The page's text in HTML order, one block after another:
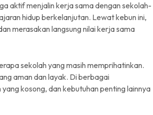
aktif menjalin kerja sama dengan sekolah-
hidup berkelanjutan. Lewat kebun ini,
merasakan langsung nilai kerja sama
sekolah yang masih memprihatinkan.
aman dan layak. Di berbagai
kosong, dan kebutuhan penting lainnya